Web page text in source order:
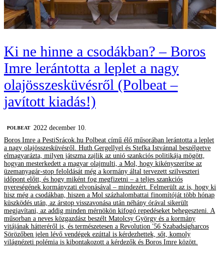
Ki ne hinne a csodákban? – Boros
Imre lerántotta a leplet a nagy
olajösszesküvésről (Polbeat –
javított kiadás!)
‎POLBEAT
2022 december 10.
Boros Imre a PestiSrácok.hu Polbeat című élő műsorában lerántotta a leplet
a nagy olajösszesküvésről. Huth Gergellyel és Stefka Istvánnal beszélgetve
elmagyarázta, milyen játszma zajlik az unió szankciós politikája mögött,
hogyan mesterkedett a magyar olajmulti, a Mol, hogy kikényszerítse az
üzemanyagár-stop feloldását még a kormány által tervezett szilveszteri
időpont előtt, és hogy miként fog megfizetni – a teljes szankciós
nyereségének kormányzati elvonásával – mindezért. Felmerült az is, hogy ki
hisz még a csodákban, hiszen a Mol százhalombattai finomítóját több hónap
küszködés után, az árstop visszavonása után néhány órával sikerült
megjavítani, az addig minden mérnökön kifogó repedéseket behegeszteni. A
műsorban a neves közgazdász beszélt Matolcsy György és a kormány
vitájának hátteréről is, és természetesen a Revolution '56 Szabadságharcos
Sörözőben jelen lévő vendégek ezúttal is kérdezhettek, sőt, komoly
világnézeti polémia is kibontakozott a kérdezők és Boros Imre között.